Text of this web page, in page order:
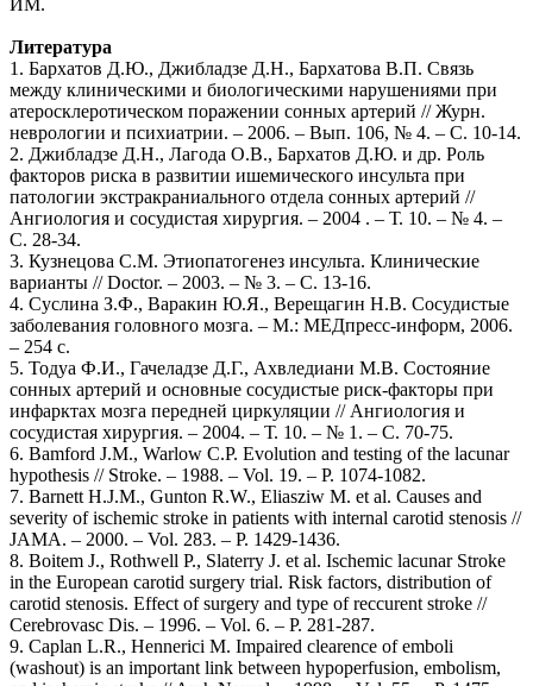
Литература
1. Бархатов Д.Ю., Джибладзе Д.Н., Бархатова В.П. Связь
между клиническими и биологическими нарушениями при
атеросклеротическом поражении сонных артерий // Журн.
неврологии и психиатрии. – 2006. – Вып. 106, № 4. – С. 10-14.
2. Джибладзе Д.Н., Лагода О.В., Бархатов Д.Ю. и др. Роль
факторов риска в развитии ишемического инсульта при
патологии экстракраниального отдела сонных артерий //
Ангиология и сосудистая хирургия. – 2004 . – Т. 10. – № 4. –
С. 28-34.
3. Кузнецова С.М. Этиопатогенез инсульта. Клинические
варианты // Doctor. – 2003. – № 3. – С. 13-16.
4. Суслина З.Ф., Варакин Ю.Я., Верещагин Н.В. Сосудистые
заболевания головного мозга. – М.: МЕДпресс-информ, 2006.
– 254 с.
5. Тодуа Ф.И., Гачеладзе Д.Г., Ахвледиани М.В. Состояние
сонных артерий и основные сосудистые риск-факторы при
инфарктах мозга передней циркуляции // Ангиология и
сосудистая хирургия. – 2004. – Т. 10. – № 1. – С. 70-75.
6. Bamford J.M., Warlow C.P. Evolution and testing of the lacunar
hypothesis // Stroke. – 1988. – Vol. 19. – P. 1074-1082.
7. Barnett H.J.M., Gunton R.W., Eliasziw M. еt al. Causes and
severity of ischemic stroke in patients with internal carotid stenosis //
JAMA. – 2000. – Vol. 283. – P. 1429-1436.
8. Boitem J., Rothwell P., Slaterry J. et al. Ischemic lacunar Stroke
in the European carotid surgery trial. Risk factors, distribution of
carotid stenosis. Effect of surgery and type of reccurent stroke //
Cerebrovasc Dis. – 1996. – Vol. 6. – P. 281-287.
9. Caplan L.R., Hennerici M. Impaired clearence of emboli
(washout) is an important link between hypoperfusion, embolism,